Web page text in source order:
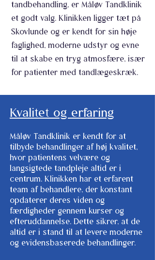
tandbehandling, er Måløv Tandklinik
et godt valg. Klinikken ligger tæt på
Skovlunde og er kendt for sin høje
faglighed, moderne udstyr og evne
til at skabe en tryg atmosfære, især
for patienter med tandlægeskræk.
Kvalitet og erfaring
Måløv Tandklinik er kendt for at
tilbyde behandlinger af høj kvalitet,
hvor patientens velvære og
langsigtede tandpleje altid er i
centrum. Klinikken har et erfarent
team af behandlere, der konstant
opdaterer deres viden og
færdigheder gennem kurser og
efteruddannelse. Dette sikrer, at de
altid er i stand til at levere moderne
og evidensbaserede behandlinger.